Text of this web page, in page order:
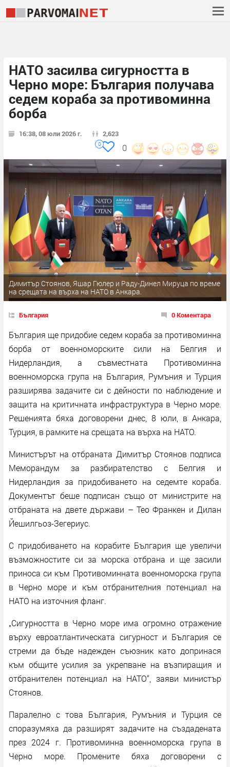
НАТО засилва сигурността в
Черно море: България получава
седем кораба за противоминна
борба
16:38, 08 юли 2026 г. 2,623
0
0
Димитър Стоянов, Яшар Гюлер и Раду-Динел Мируца по време
на срещата на върха на НАТО в Анкара.
България 0 Коментара
България ще придобие седем кораба за противоминна
борба от военноморските сили на Белгия и
Нидерландия, а съвместната Противоминна
военноморска група на България, Румъния и Турция
разширява задачите си с дейности по наблюдение и
защита на критичната инфраструктура в Черно море.
Решенията бяха договорени днес, 8 юли, в Анкара,
Турция, в рамките на срещата на върха на НАТО.
Министърът на отбраната Димитър Стоянов подписа
Меморандум за разбирателство с Белгия и
Нидерландия за придобиването на седемте кораба.
Документът беше подписан също от министрите на
отбраната на двете държави – Тео Франкен и Дилан
Йешилгьоз-Зегериус.
С придобиването на корабите България ще увеличи
възможностите си за морска отбрана и ще засили
приноса си към Противоминната военноморска група
в Черно море и към отбранителния потенциал на
НАТО на източния фланг.
„Сигурността в Черно море има огромно отражение
върху евроатлантическата сигурност и България се
стреми да бъде надежден съюзник като допринася
към общите усилия за укрепване на възпиращия и
отбранителен потенциал на НАТО“, заяви министър
Стоянов.
Паралелно с това България, Румъния и Турция се
споразумяха да разширят задачите на създадената
през 2024 г. Противоминна военноморска група в
Черно море. Промените бяха договорени с